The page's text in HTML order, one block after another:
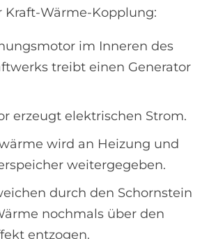
Kraft-Wärme-Kopplung:
im Inneren des
treibt einen Generator
erzeugt elektrischen Strom.
wird an Heizung und
weitergegeben.
durch den Schornstein
nochmals über den
entzogen.